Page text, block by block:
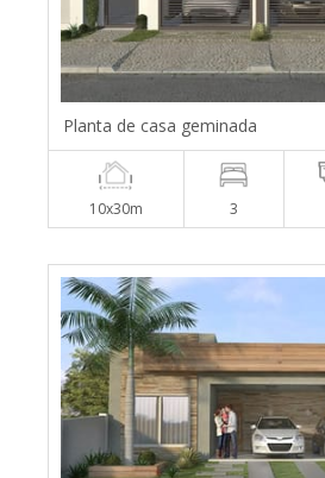
Planta de casa geminada
10x30m 3